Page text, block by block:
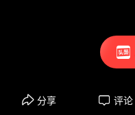
分享 评论